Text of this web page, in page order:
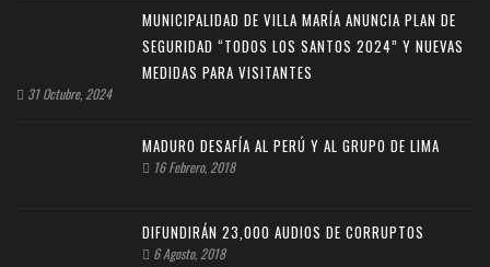
MUNICIPALIDAD DE VILLA MARÍA ANUNCIA PLAN DE
SEGURIDAD “TODOS LOS SANTOS 2024” Y NUEVAS
MEDIDAS PARA VISITANTES
31 Octubre, 2024
MADURO DESAFÍA AL PERÚ Y AL GRUPO DE LIMA
16 Febrero, 2018
DIFUNDIRÁN 23,000 AUDIOS DE CORRUPTOS
6 Agosto, 2018